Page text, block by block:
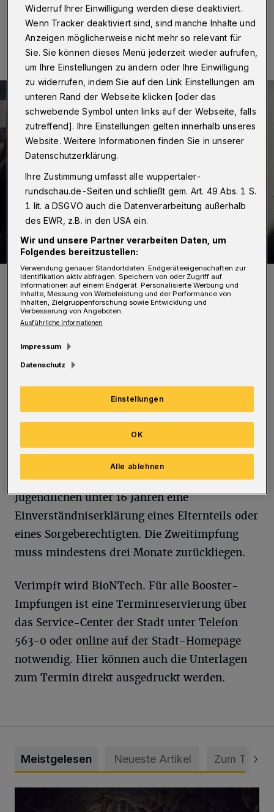
02.01.2022 , 14:02 Uhr Eine Minute Lesezeit
Im Pavillon am Döppersberg wird ebenfalls geimpft.
Foto: Christoph Petersen
Das hat das Landesgesundheitsministerium
mit einem aktuellen Erlass geändert. Es trage
„damit dem großen Bedarf nach der
Auffrischungsimpfung auch unter
Jugendlichen Rechnung“, so die Stadt.
Vorausgesetzt wird ein ärztliches
Aufklärungsgespräch beim Termin und bei
Jugendlichen unter 16 Jahren eine
Einverständniserklärung eines Elternteils oder
eines Sorgeberechtigten. Die Zweitimpfung
muss mindestens drei Monate zurückliegen.
Verimpft wird BioNTech. Für alle Booster-
Impfungen ist eine Terminreservierung über
das Service-Center der Stadt unter Telefon
563-0 oder online auf der Stadt-Homepage
notwendig. Hier können auch die Unterlagen
zum Termin direkt ausgedruckt werden.
Meistgelesen Neueste Artikel Zum Thema
Widerruf Ihrer Einwilligung werden diese deaktiviert.
Wenn Tracker deaktiviert sind, sind manche Inhalte und
Anzeigen möglicherweise nicht mehr so relevant für
Sie. Sie können dieses Menü jederzeit wieder aufrufen,
um Ihre Einstellungen zu ändern oder Ihre Einwilligung
zu widerrufen, indem Sie auf den Link Einstellungen am
unteren Rand der Webseite klicken [oder das
schwebende Symbol unten links auf der Webseite, falls
zutreffend]. Ihre Einstellungen gelten innerhalb unseres
Website. Weitere Informationen finden Sie in unserer
Datenschutzerklärung.
Ihre Zustimmung umfasst alle wuppertaler-
rundschau.de-Seiten und schließt gem. Art. 49 Abs. 1 S.
1 lit. a DSGVO auch die Datenverarbeitung außerhalb
des EWR, z.B. in den USA ein.
Wir und unsere Partner verarbeiten Daten, um
Folgendes bereitzustellen:
Verwendung genauer Standortdaten. Endgeräteeigenschaften zur
Identifikation aktiv abfragen. Speichern von oder Zugriff auf
Informationen auf einem Endgerät. Personalisierte Werbung und
Inhalte, Messung von Werbeleistung und der Performance von
Inhalten, Zielgruppenforschung sowie Entwicklung und
Verbesserung von Angeboten.
Ausführliche Informationen
Impressum
Datenschutz
Einstellungen
Alle ablehnen
OK